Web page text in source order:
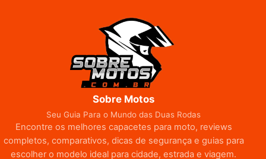
Sobre Motos
Seu Guia Para o Mundo das Duas Rodas
Encontre os melhores capacetes para moto, reviews
completos, comparativos, dicas de segurança e guias para
escolher o modelo ideal para cidade, estrada e viagem.